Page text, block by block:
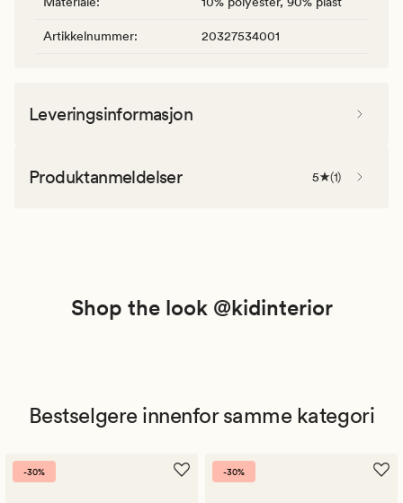
Artikkelnummer: 20327534001
Leveringsinformasjon
Produktanmeldelser 5 (1)
Shop the look @kidinterior
Bestselgere innenfor samme kategori
-30% -30%